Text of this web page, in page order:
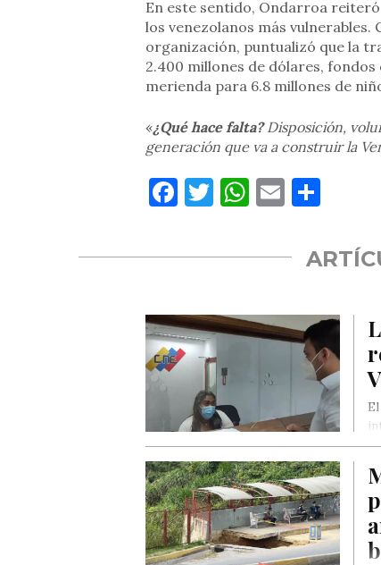
En este sentido, Ondarroa
los venezolanos más
organización, puntualizó que la
2.400 millones de dólares,
merienda para 6.8 millones de
«¿Qué hace falta?Disposición,
generación que va a construir la
Facebook
Twitter
WhatsApp
Email